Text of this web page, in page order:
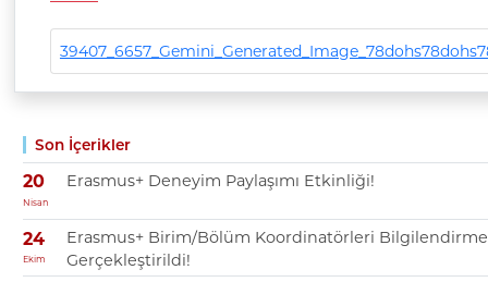
Son İçerikler
20
Nisan
Erasmus+ Deneyim Paylaşımı Etkinliği!
24
Ekim
Erasmus+ Birim/Bölüm Koordinatörleri Bilgilendirme
Gerçekleştirildi!